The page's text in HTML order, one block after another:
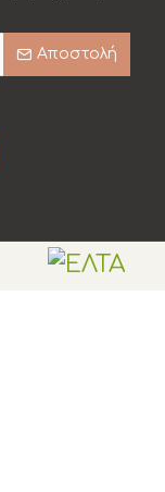
Αποστολή